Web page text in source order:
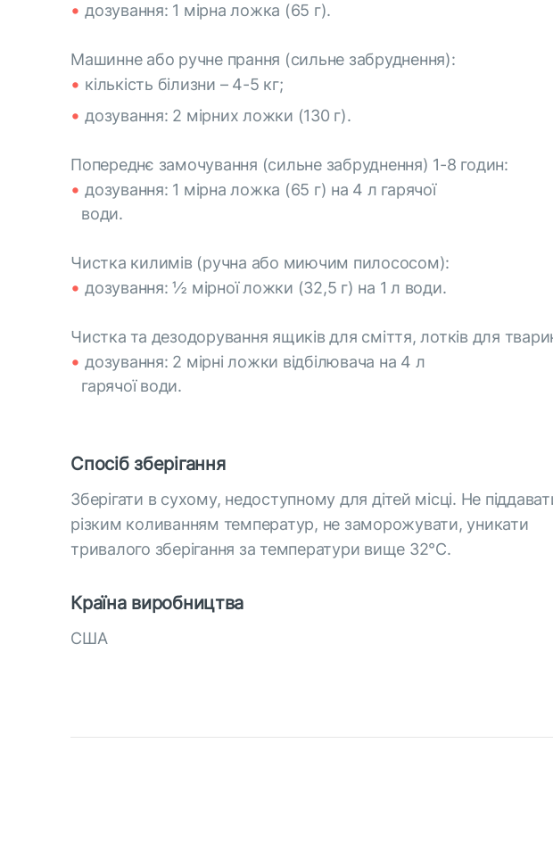
дозування: 1 мірна ложка (65 г).
Машинне або ручне прання (сильне забруднення):
кількість білизни – 4-5 кг;
дозування: 2 мірних ложки (130 г).
Попереднє замочування (сильне забруднення) 1-8 годин:
дозування: 1 мірна ложка (65 г) на 4 л гарячої
води.
Чистка килимів (ручна або миючим пилососом):
дозування: ½ мірної ложки (32,5 г) на 1 л води.
Чистка та дезодорування ящиків для сміття, лотків для
дозування: 2 мірні ложки відбілювача на 4 л
гарячої води.
Спосіб зберігання
Зберігати в сухому, недоступному для дітей місці. Не
різким коливанням температур, не заморожувати, уникати
тривалого зберігання за температури вище 32°C.
Країна виробництва
США